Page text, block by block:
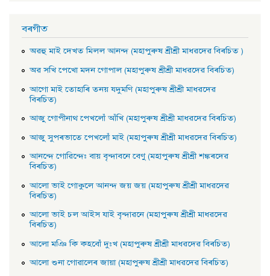
বৰগীত
অৱহু মাই দেখত মিলল আনন্দ (মহাপুৰুষ শ্ৰীশ্ৰী মাধৱদেৱ বিৰচিত )
অৱ সখি পেখাে মদন গােপাল (মহাপুৰুষ শ্ৰীশ্ৰী মাধৱদেৱ বিৰচিত)
আগাে মাই তােহাৰি তনয় যদুমণি (মহাপুৰুষ শ্ৰীশ্ৰী মাধৱদেৱ
বিৰচিত)
আজু গােপীনাথ পেখলোঁ আঁখি (মহাপুৰুষ শ্ৰীশ্ৰী মাধৱদেৱ বিৰচিত)
আজু সুপৰভাতে পেখলোঁ মাই (মহাপুৰুষ শ্ৰীশ্ৰী মাধৱদেৱ বিৰচিত)
আনন্দে গােৱিন্দেঃ বায় বৃন্দাবনে বেণু (মহাপুৰুষ শ্ৰীশ্ৰী শঙ্কৰদেৱ
বিৰচিত)
আলাে ভাই গােকুলে আনন্দ জয় জয় (মহাপুৰুষ শ্ৰীশ্ৰী মাধৱদেৱ
বিৰচিত)
আলাে ভাই চল আইস যাই বৃন্দাৱনে (মহাপুৰুষ শ্ৰীশ্ৰী মাধৱদেৱ
বিৰচিত)
আলাে মঞি কি কহবোঁ দুঃখ (মহাপুৰুষ শ্ৰীশ্ৰী মাধৱদেৱ বিৰচিত)
আলাে শুনা গােৱালেৰ জায়া (মহাপুৰুষ শ্ৰীশ্ৰী মাধৱদেৱ বিৰচিত)